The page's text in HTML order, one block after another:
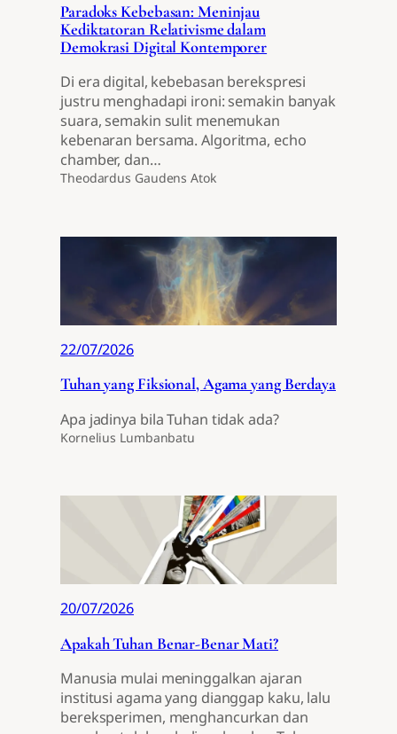
Paradoks Kebebasan: Meninjau
Kediktatoran Relativisme dalam
Demokrasi Digital Kontemporer
Di era digital, kebebasan berekspresi
justru menghadapi ironi: semakin banyak
suara, semakin sulit menemukan
kebenaran bersama. Algoritma, echo
chamber, dan…
Theodardus Gaudens Atok
22/07/2026
Tuhan yang Fiksional, Agama yang Berdaya
Apa jadinya bila Tuhan tidak ada?
Kornelius Lumbanbatu
20/07/2026
Apakah Tuhan Benar-Benar Mati?
Manusia mulai meninggalkan ajaran
institusi agama yang dianggap kaku, lalu
bereksperimen, menghancurkan dan